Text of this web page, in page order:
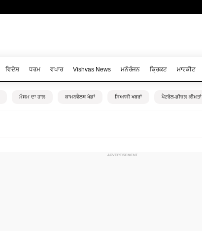
ਵਿਦੇਸ਼ ਧਰਮ ਵਪਾਰ Vishvas News ਮਨੋਰੰਜਨ ਕ੍ਰਿਕਟ ਮਾਰਕੀਟ
ਮੌਸਮ ਦਾ ਹਾਲ ਕਾਮਨਵੈਲਥ ਖੇਡਾਂ ਸਿਆਸੀ ਖਬਰਾਂ ਪੈਟਰੋਲ-ਡੀਜ਼ਲ ਕੀਮਤਾਂ